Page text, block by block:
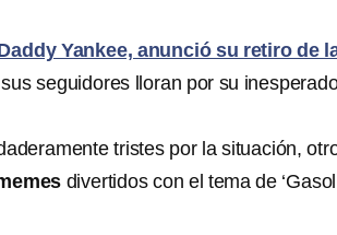
Yankee, anunció su retiro de
seguidores lloran por su
tristes por la situación,
divertidos con el tema de